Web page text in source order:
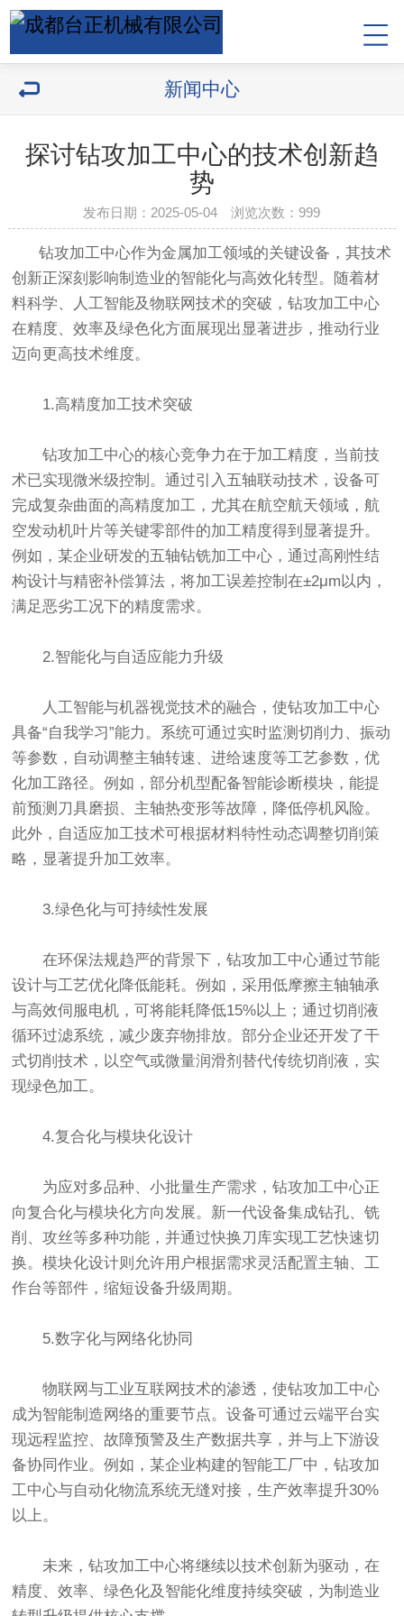
新闻中心
探讨钻攻加工中心的技术创新趋
势
发布日期：2025-05-04 浏览次数： 999
钻攻加工中心作为金属加工领域的关键设备，其技术
创新正深刻影响制造业的智能化与高效化转型。随着材
料科学、人工智能及物联网技术的突破，钻攻加工中心
在精度、效率及绿色化方面展现出显著进步，推动行业
迈向更高技术维度。
1.高精度加工技术突破
钻攻加工中心的核心竞争力在于加工精度，当前技
术已实现微米级控制。通过引入五轴联动技术，设备可
完成复杂曲面的高精度加工，尤其在航空航天领域，航
空发动机叶片等关键零部件的加工精度得到显著提升。
例如，某企业研发的五轴钻铣加工中心，通过高刚性结
构设计与精密补偿算法，将加工误差控制在±2μm以内，
满足恶劣工况下的精度需求。
2.智能化与自适应能力升级
人工智能与机器视觉技术的融合，使钻攻加工中心
具备“自我学习”能力。系统可通过实时监测切削力、振动
等参数，自动调整主轴转速、进给速度等工艺参数，优
化加工路径。例如，部分机型配备智能诊断模块，能提
前预测刀具磨损、主轴热变形等故障，降低停机风险。
此外，自适应加工技术可根据材料特性动态调整切削策
略，显著提升加工效率。
3.绿色化与可持续性发展
在环保法规趋严的背景下，钻攻加工中心通过节能
设计与工艺优化降低能耗。例如，采用低摩擦主轴轴承
与高效伺服电机，可将能耗降低15%以上；通过切削液
循环过滤系统，减少废弃物排放。部分企业还开发了干
式切削技术，以空气或微量润滑剂替代传统切削液，实
现绿色加工。
4.复合化与模块化设计
为应对多品种、小批量生产需求，钻攻加工中心正
向复合化与模块化方向发展。新一代设备集成钻孔、铣
削、攻丝等多种功能，并通过快换刀库实现工艺快速切
换。模块化设计则允许用户根据需求灵活配置主轴、工
作台等部件，缩短设备升级周期。
5.数字化与网络化协同
物联网与工业互联网技术的渗透，使钻攻加工中心
成为智能制造网络的重要节点。设备可通过云端平台实
现远程监控、故障预警及生产数据共享，并与上下游设
备协同作业。例如，某企业构建的智能工厂中，钻攻加
工中心与自动化物流系统无缝对接，生产效率提升30%
以上。
未来，钻攻加工中心将继续以技术创新为驱动，在
精度、效率、绿色化及智能化维度持续突破，为制造业